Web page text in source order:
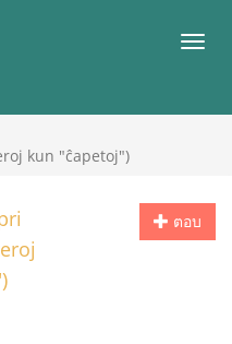
เมนู
kun "ĉapetoj")
ตอบ